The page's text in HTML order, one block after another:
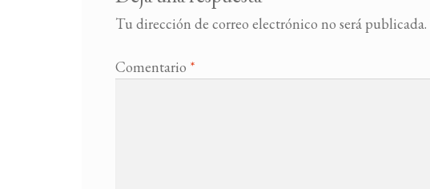
Tu dirección de correo electrónico no será publicada.
Comentario *